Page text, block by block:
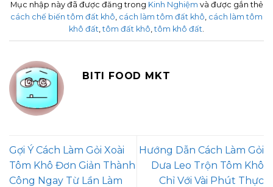
Mục nhập này đã được đăng trong Kinh Nghiệm và được gắn thẻ
cách chế biến tôm đất khô, cách làm tôm đất khô, cách làm tôm
khô đất,tôm đất khô,tôm khô đất.
BITI FOOD MKT
Gợi Ý Cách Làm Gỏi Xoài
Tôm Khô Đơn Giản Thành
Công Ngay Từ Lần Làm
Hướng Dẫn Cách Làm Gỏi
Dưa Leo Trộn Tôm Khô
Chỉ Với Vài Phút Thực